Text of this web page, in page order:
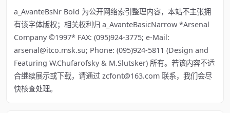
a_AvanteBsNr Bold 为公开网络索引整理内容，本站不主张拥
有该字体版权；相关权利归 a_AvanteBasicNarrow *Arsenal
Company ©1997* FAX: (095)924-3775; e-Mail:
arsenal@itco.msk.su; Phone: (095)924-5811 (Design and
Featuring W.Chufarofsky & M.Slutsker) 所有。若该内容不适
合继续展示或下载，请通过 zcfont@163.com 联系，我们会尽
快核查处理。